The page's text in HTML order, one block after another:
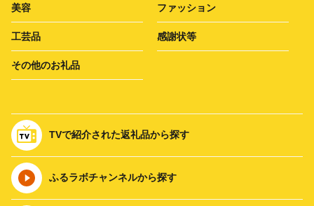
美容 ファッション
工芸品 感謝状等
その他のお礼品
TVで紹介された返礼品から探す
ふるラボチャンネルから探す